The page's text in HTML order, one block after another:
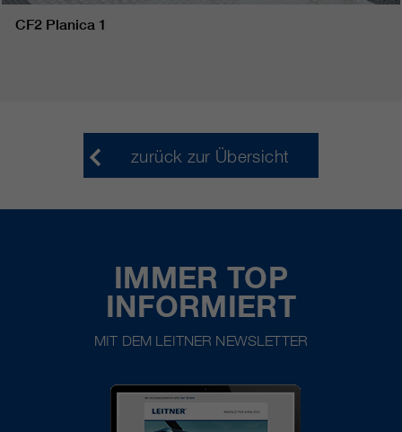
CF2 Planica 1
zurück zur Übersicht
IMMER TOP
INFORMIERT
MIT DEM LEITNER NEWSLETTER